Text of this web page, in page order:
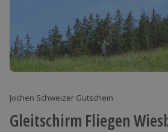
Jochen Schweizer Gutschein
Gleitschirm Fliegen